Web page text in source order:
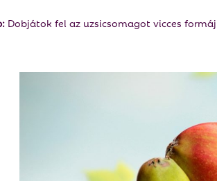
Dobjátok fel az uzsicsomagot vicces